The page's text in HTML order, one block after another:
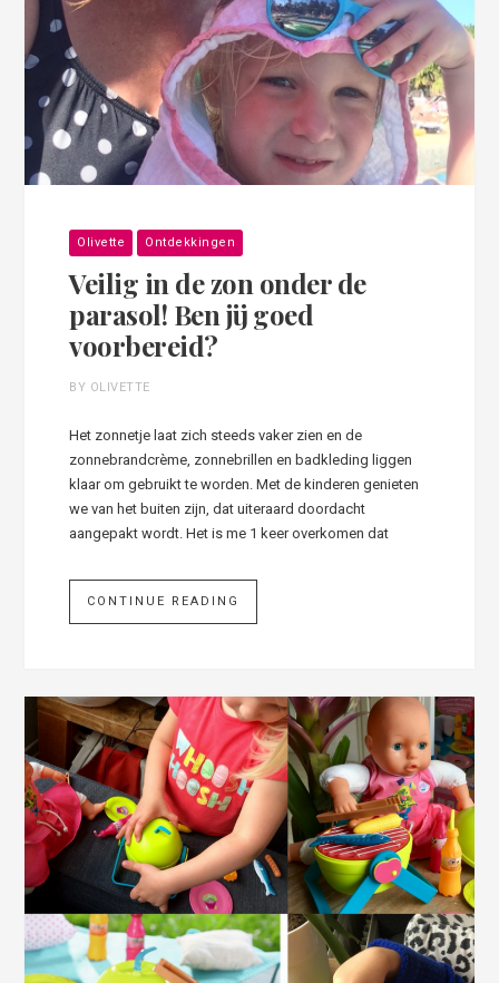
Olivette Ontdekkingen
Veilig in de zon onder de
parasol! Ben jij goed
voorbereid?
BY OLIVETTE
Het zonnetje laat zich steeds vaker zien en de
zonnebrandcrème, zonnebrillen en badkleding liggen
klaar om gebruikt te worden. Met de kinderen genieten
we van het buiten zijn, dat uiteraard doordacht
aangepakt wordt. Het is me 1 keer overkomen dat
CONTINUE READING